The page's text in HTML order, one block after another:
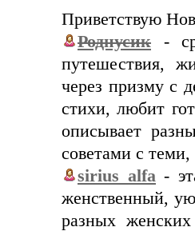
Приветствую
Роднусик -
путешествия,
через призму с
стихи, любит
описывает
советами с
sirius_alfa -
женственный,
разных женских